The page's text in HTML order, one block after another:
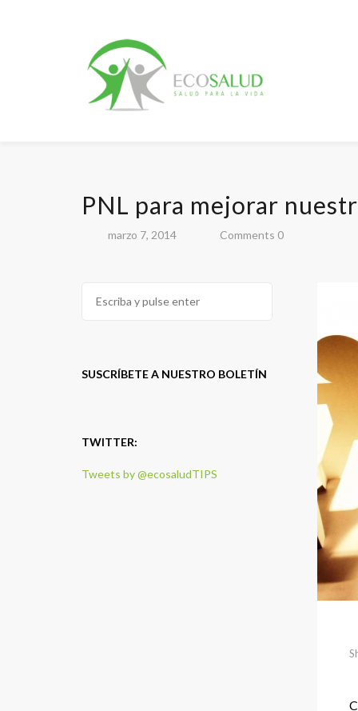
PNL para mejorar
marzo 7, 2014 Comments 0
SUSCRÍBETE A NUESTRO BOLETÍN
TWITTER:
Tweets by @ecosaludTIPS